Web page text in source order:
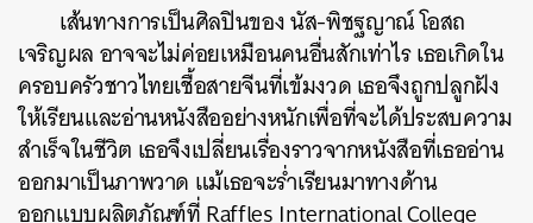
เส้นทางการเป็นศิลปินของ นัส-พิชฐญาณ์โอสถ
เจริญผล อาจจะไม่ค่อยเหมือนคนอื่นสักเท่าไร เธอเกิดใน
ครอบครัวชาวไทยเชื้อสายจีนที่เข้มงวด เธอจึงถูกปลูกฝัง
ให้เรียนและอ่านหนังสืออย่างหนักเพื่อที่จะได้ประสบความ
สำเร็จในชีวิต เธอจึงเปลี่ยนเรื่องราวจากหนังสือที่เธออ่าน
ออกมาเป็นภาพวาด แม้เธอจะร่ำเรียนมาทางด้าน
ออกแบบผลิตภัณฑ์ที่ Raffles International College